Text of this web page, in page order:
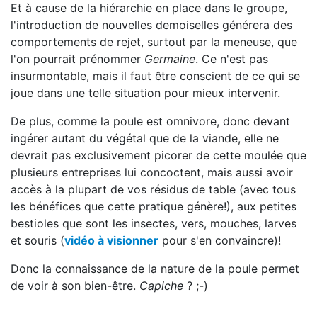
Et à cause de la hiérarchie en place dans le groupe,
l'introduction de nouvelles demoiselles générera des
comportements de rejet, surtout par la meneuse, que
l'on pourrait prénommer Germaine. Ce n'est pas
insurmontable, mais il faut être conscient de ce qui se
joue dans une telle situation pour mieux intervenir.
De plus, comme la poule est omnivore, donc devant
ingérer autant du végétal que de la viande, elle ne
devrait pas exclusivement picorer de cette moulée que
plusieurs entreprises lui concoctent, mais aussi avoir
accès à la plupart de vos résidus de table (avec tous
les bénéfices que cette pratique génère!), aux petites
bestioles que sont les insectes, vers, mouches, larves
et souris (vidéo à visionner pour s'en convaincre)!
Donc la connaissance de la nature de la poule permet
de voir à son bien-être. Capiche ? ;-)